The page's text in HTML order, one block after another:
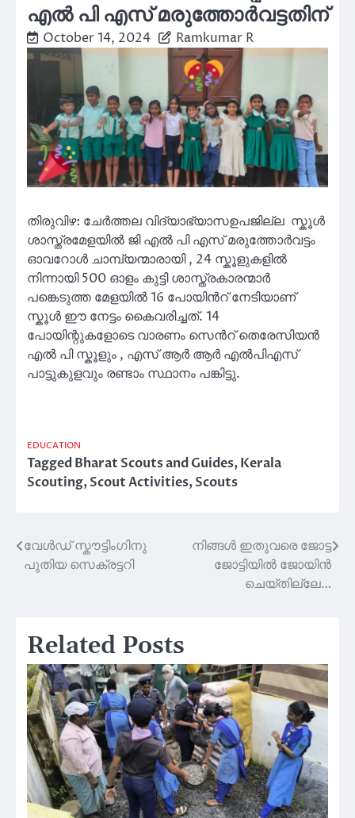
എൽ പി എസ് മരുത്തോർവട്ടതിന്
October 14, 2024 Ramkumar R
തിരുവിഴ: ചേർത്തല വിദ്യാഭ്യാസഉപജില്ല സ്കൂൾ
ശാസ്ത്രമേളയിൽ ജി എൽ പി എസ് മരുത്തോർവട്ടം
ഓവറോൾ ചാമ്പ്യന്മാരായി , 24 സ്കൂളുകളിൽ
നിന്നായി 500 ഓളം കുട്ടി ശാസ്ത്രകാരന്മാർ
പങ്കെടുത്ത മേളയിൽ 16 പോയിൻറ് നേടിയാണ്
സ്കൂൾ ഈ നേട്ടം കൈവരിച്ചത്. 14
പോയിന്റുകളോടെ വാരണം സെൻറ് തെരേസിയൻ
എൽ പി സ്കൂളും , എസ് ആർ ആർ എൽപിഎസ്
പാട്ടുകുളവും രണ്ടാം സ്ഥാനം പങ്കിട്ടു.
EDUCATION
TaggedBharat Scouts and Guides,Kerala
Scouting,Scout Activities,Scouts
Post
navigation
വേൾഡ് സ്കൗട്ടിംഗിനു
പുതിയ സെക്രട്ടറി
നിങ്ങൾ ഇതുവരെ ജോട്ട
ജോട്ടിയിൽ ജോയിൻ
ചെയ്തില്ലേ…
Related Posts